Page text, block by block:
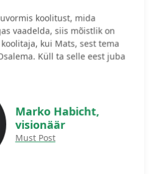
koolitust, mida
vaadelda, siis mõistlik on
kui Mats, sest tema
Küll ta selle eest juba
Marko Habicht,
visionäär
Must Post